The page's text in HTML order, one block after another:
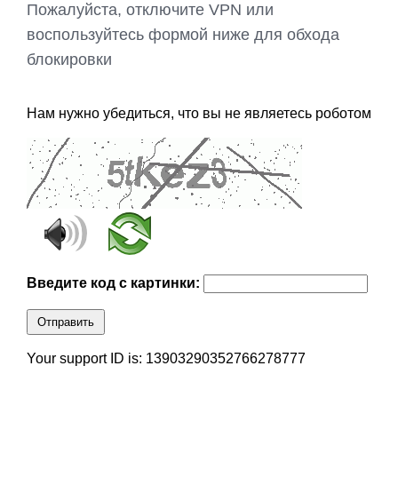
Пожалуйста, отключите VPN или
воспользуйтесь формой ниже для обхода
блокировки
Нам нужно убедиться, что вы не являетесь роботом
Введите код с картинки:
Отправить
Your support ID is: 13903290352766278777